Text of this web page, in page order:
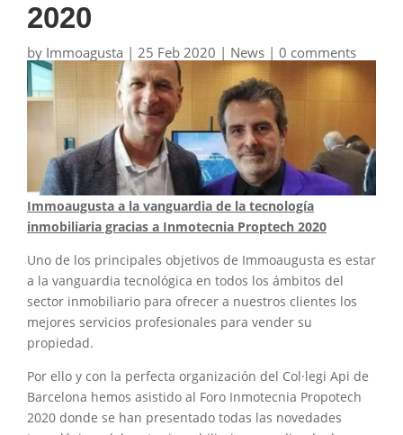
2020
by Immoagusta | 25 Feb 2020 | News | 0 comments
Immoaugusta a la vanguardia de la tecnología
inmobiliaria gracias a Inmotecnia Proptech 2020
Uno de los principales objetivos de Immoaugusta es estar
a la vanguardia tecnológica en todos los ámbitos del
sector inmobiliario para ofrecer a nuestros clientes los
mejores servicios profesionales para vender su
propiedad.
Por ello y con la perfecta organización del Col·legi Api de
Barcelona hemos asistido al Foro Inmotecnia Propotech
2020 donde se han presentado todas las novedades